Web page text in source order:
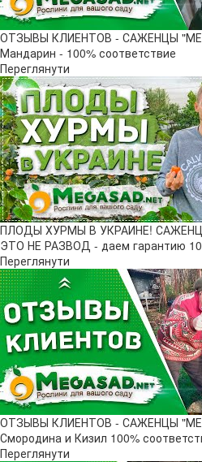
ОТЗЫВЫ КЛИЕНТОВ - САЖЕНЦЫ
Мандарин - 100% соответствие
Переглянути
ПЛОДЫ ХУРМЫ В УКРАИНЕ!
ЭТО НЕ РАЗВОД - даем гарантию
Переглянути
ОТЗЫВЫ КЛИЕНТОВ - САЖЕНЦЫ
Смородина и Кизил 100%
Переглянути